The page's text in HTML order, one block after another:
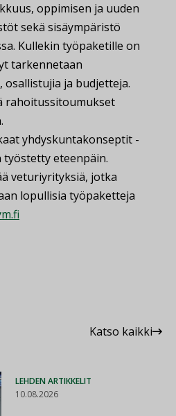
oppimisen ja uuden
sekä sisäympäristö
Kullekin työpaketille on
tarkennetaan
ja budjetteja.
rahoitussitoumukset
yhdyskuntakonseptit -
eteenpäin.
veturiyrityksiä, jotka
lopullisia työpaketteja
Katso kaikki
LEHDEN ARTIKKELIT
10.08.2026